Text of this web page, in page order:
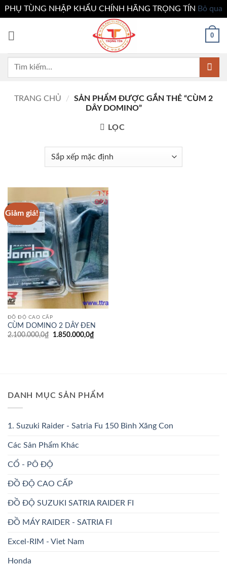
PHỤ TÙNG NHẬP KHẨU CHÍNH HÃNG TRỌNG TÍN Bỏ qua
0
Tìm
TRANG CHỦ /
SẢN PHẨM ĐƯỢC GẮN THẺ “CÙM 2
DÂY DOMINO”
LỌC
Giảm giá!
Add to
wishlist
ĐỒ ĐỘ CAO CẤP
CÙM DOMINO 2 DÂY ĐEN
2.100.000,0₫
Giá
1.850.000,0₫Giá
DANH MỤC SẢN PHẨM
1. Suzuki Raider - Satria Fu 150 Bình Xăng Con
Các Sản Phẩm Khác
CỔ - PÔ ĐỘ
ĐỒ ĐỘ CAO CẤP
ĐỒ ĐỘ SUZUKI SATRIA RAIDER FI
ĐỒ MÁY RAIDER - SATRIA FI
Excel-RIM - Viet Nam
Honda